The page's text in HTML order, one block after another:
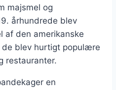
majsmel og
århundrede blev
af den amerikanske
de blev hurtigt populære
restauranter.
en